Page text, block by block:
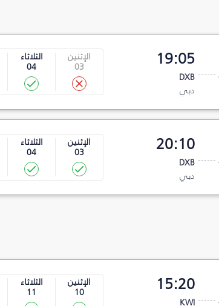
19:05
DXB
دبي
الإثنين
03
الثلاثاء
04
20:10
DXB
دبي
الإثنين
03
الثلاثاء
04
15:20
KWI
الإثنين
10
الثلاثاء
11